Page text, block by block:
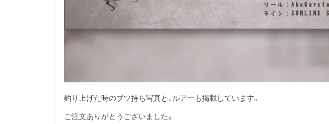
釣り上げた時のブツ持ち写真と、ルアーも掲載しています。
ご注文ありがとうございました。